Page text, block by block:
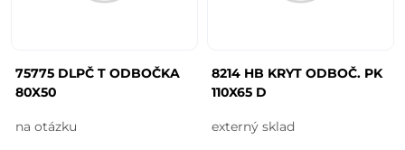
75775 DLPČ T ODBOČKA
80X50
na otázku
8214 HB KRYT ODBOČ. PK
110X65 D
externý sklad